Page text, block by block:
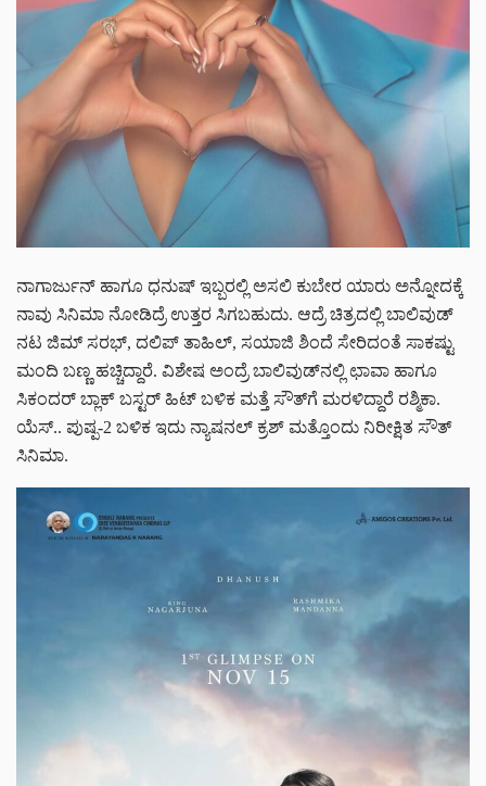
ನಾಗಾರ್ಜುನ್ ಹಾಗೂ ಧನುಷ್ ಇಬ್ಬರಲ್ಲಿ ಅಸಲಿ ಕುಬೇರ ಯಾರು ಅನ್ನೋದಕ್ಕೆ
ನಾವು ಸಿನಿಮಾ ನೋಡಿದ್ರೆ ಉತ್ತರ ಸಿಗಬಹುದು. ಆದ್ರೆ ಚಿತ್ರದಲ್ಲಿ ಬಾಲಿವುಡ್
ನಟ ಜಿಮ್ ಸರಭ್, ದಲಿಪ್ ತಾಹಿಲ್, ಸಯಾಜಿ ಶಿಂದೆ ಸೇರಿದಂತೆ ಸಾಕಷ್ಟು
ಮಂದಿ ಬಣ್ಣ ಹಚ್ಚಿದ್ದಾರೆ. ವಿಶೇಷ ಅಂದ್ರೆ ಬಾಲಿವುಡ್‌‌ನಲ್ಲಿ ಛಾವಾ ಹಾಗೂ
ಸಿಕಂದರ್ ಬ್ಲಾಕ್ ಬಸ್ಟರ್ ಹಿಟ್ ಬಳಿಕ ಮತ್ತೆ ಸೌತ್‌ಗೆ ಮರಳಿದ್ದಾರೆ ರಶ್ಮಿಕಾ.
ಯೆಸ್.. ಪುಷ್ಪ-2 ಬಳಿಕ ಇದು ನ್ಯಾಷನಲ್ ಕ್ರಶ್ ಮತ್ತೊಂದು ನಿರೀಕ್ಷಿತ ಸೌತ್
ಸಿನಿಮಾ.